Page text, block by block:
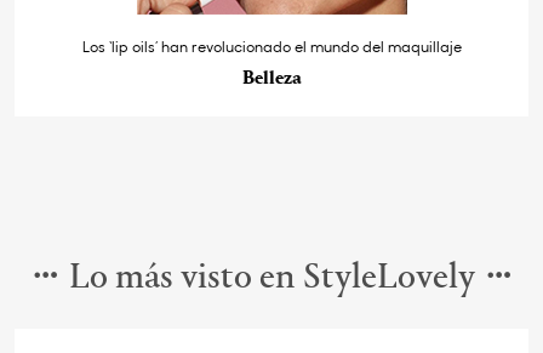
Los ‘lip oils’ han revolucionado el mundo del maquillaje
Belleza
Lo más visto en StyleLovely